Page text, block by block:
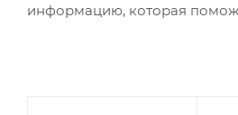
информацию, которая